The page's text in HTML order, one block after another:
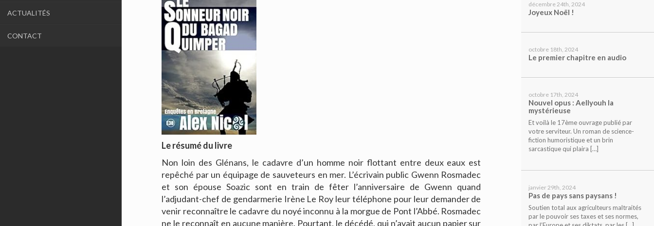
ACTUALITÉS
CONTACT
Le résumé du livre
Non loin des Glénans, le cadavre d’un homme noir flottant entre deux eaux est
repêché par un équipage de sauveteurs en mer. L’écrivain public Gwenn Rosmadec
et son épouse Soazic sont en train de fêter l’anniversaire de Gwenn quand
l’adjudant-chef de gendarmerie Irène Le Roy leur téléphone pour leur demander de
venir reconnaître le cadavre du noyé inconnu à la morgue de Pont l’Abbé. Rosmadec
ne le reconnaît en aucune manière. Pourtant, le décédé, qui n’avait aucun papier sur
décembre 24th, 2024
Joyeux Noël !
octobre 18th, 2024
Le premier chapitre en audio
octobre 17th, 2024
Nouvel opus : Aellyouh la
mystérieuse
Et voilà le 17ème ouvrage publié par
votre serviteur. Un roman de science-
fiction humoristique et un brin
sarcastique qui plaira […]
janvier 29th, 2024
Pas de pays sans paysans !
Soutien total aux agriculteurs maltraités
par le pouvoir ses taxes et ses normes,